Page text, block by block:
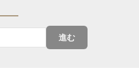
進む